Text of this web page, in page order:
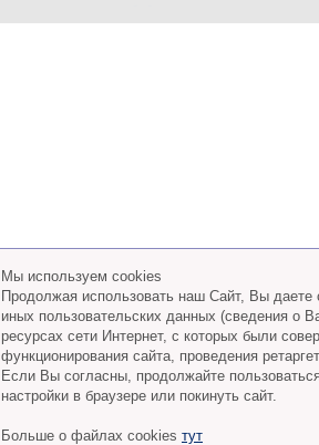
Мы используем cookies
Продолжая использовать наш Сайт, Вы даете
иных пользовательских данных (сведения о
ресурсах сети Интернет, с которых были
функционирования сайта, проведения
Eсли Вы согласны, продолжайте
настройки в браузере или покинуть сайт.
Больше о файлах cookies тут